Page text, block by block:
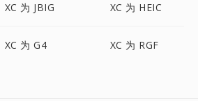
XC 为 JBIG XC 为 HEIC
XC 为 G4 XC 为 RGF